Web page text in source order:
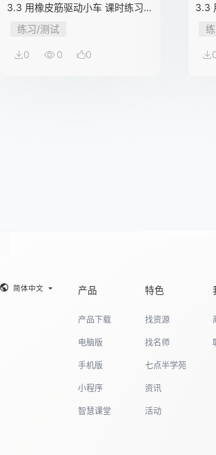
3.3 用橡皮筋驱动小车 课时练习
练习/测试
0 0 0
3.3
简体中文 产品
产品下载
电脑版
手机版
小程序
智慧课堂
特色
找资源
找名师
七点半学苑
资讯
活动